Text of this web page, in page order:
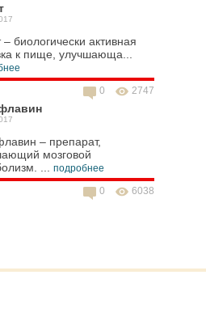
– биологически активная
к пище, улучшающа...
2747
0
– препарат,
мозговой
... подробнее
6038
0